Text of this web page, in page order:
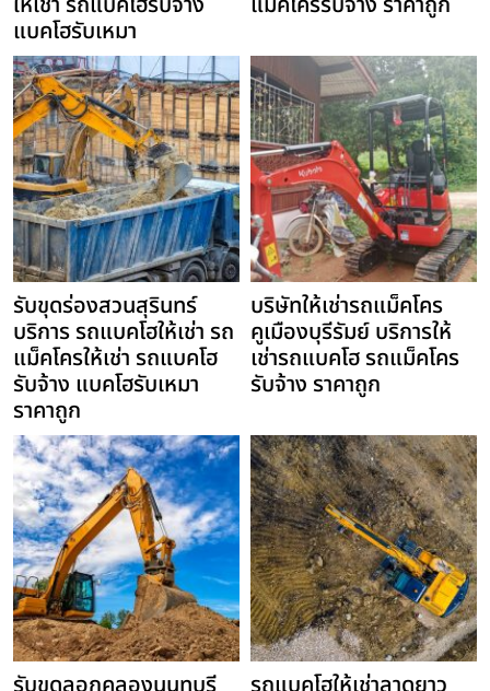
แบคโฮรับเหมา
รับขุดร่องสวนสุรินทร์
บริการ รถแบคโฮให้เช่า รถ
แม็คโครให้เช่า รถแบคโฮ
รับจ้าง แบคโฮรับเหมา
ราคาถูก
บริษัทให้เช่ารถแม็คโคร
คูเมืองบุรีรัมย์ บริการให้
เช่ารถแบคโฮ รถแม็คโคร
รับจ้าง ราคาถูก